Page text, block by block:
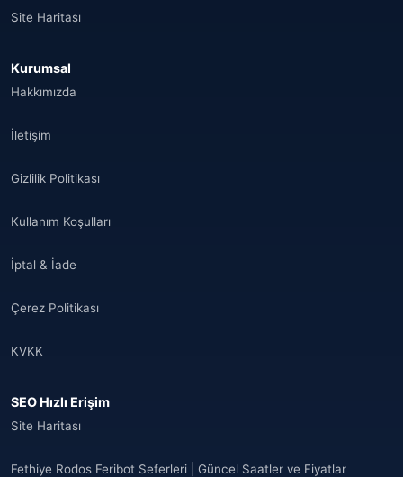
Site Haritası
Kurumsal
Hakkımızda
İletişim
Gizlilik Politikası
Kullanım Koşulları
İptal & İade
Çerez Politikası
KVKK
SEO Hızlı Erişim
Site Haritası
Fethiye Rodos Feribot Seferleri | Güncel Saatler ve Fiyatlar